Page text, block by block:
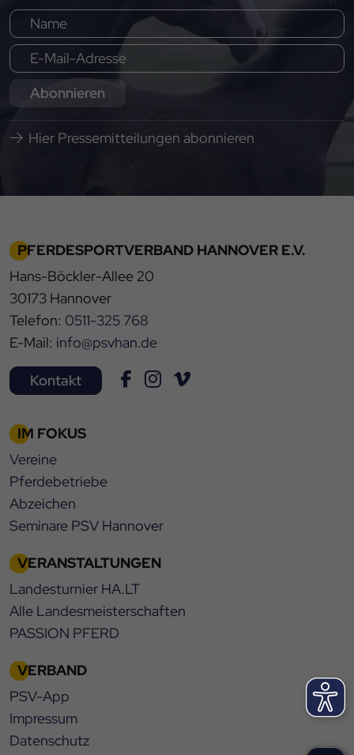
Abonnieren
Hier Pressemitteilungen abonnieren
PFERDESPORTVERBAND HANNOVER E.V.
Hans-Böckler-Allee 20
30173 Hannover
Telefon: 0511-325 768
E-Mail: info@psvhan.de
Kontakt
IM FOKUS
Vereine
Pferdebetriebe
Abzeichen
Seminare PSV Hannover
VERANSTALTUNGEN
Landesturnier HA.LT
Alle Landesmeisterschaften
PASSION PFERD
VERBAND
PSV-App
Impressum
Datenschutz